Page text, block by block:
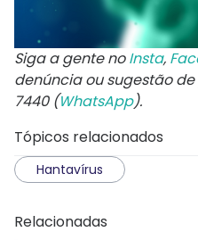
Siga a gente noInsta,
denúncia ou sugestão
7440 (WhatsApp).
Tópicos relacionados
Hantavírus
Relacionadas